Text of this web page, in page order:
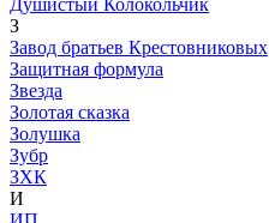
Душистый Колокольчик
З
Завод братьев Крестовниковых
Защитная формула
Звезда
Золотая сказка
Золушка
Зубр
ЗХК
И